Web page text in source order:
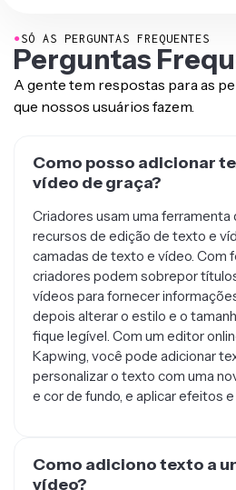
●SÓ AS PERGUNTAS FREQUENTES
Perguntas
A gente tem respostas para as
que nossos usuários fazem.
Como posso adicionar
vídeo de graça?
Criadores usam uma
recursos de edição de texto e
camadas de texto e vídeo. Com
criadores podem sobrepor
vídeos para fornecer
depois alterar o estilo e o
fique legível. Com um editor
Kapwing, você pode adicionar
personalizar o texto com uma
e cor de fundo, e aplicar efeitos
Como adiciono texto a
vídeo?